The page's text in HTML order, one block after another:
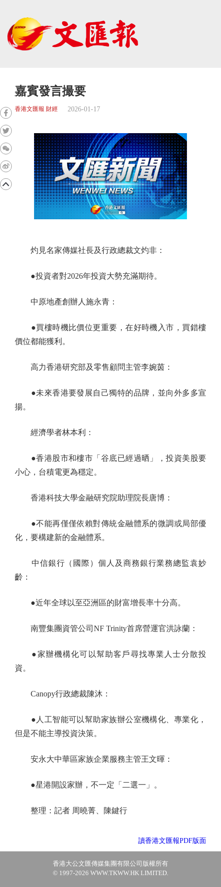
嘉賓發言撮要
香港文匯報 財經 2026-01-17
灼見名家傳媒社長及行政總裁文灼非：
●投資者對2026年投資大勢充滿期待。
中原地產創辦人施永青：
●買樓時機比價位更重要，在好時機入市，買錯樓
價位都能獲利。
高力香港研究部及零售顧問主管李婉茵：
●未來香港要發展自己獨特的品牌，並向外多多宣
揚。
經濟學者林本利：
●香港股市和樓市「谷底已經過晒」，投資美股要
小心，台積電更為穩定。
香港科技大學金融研究院助理院長唐博：
●不能再僅僅依賴對傳統金融體系的微調或局部優
化，要構建新的金融體系。
中信銀行（國際）個人及商務銀行業務總監袁妙
齡：
●近年全球以至亞洲區的財富增長率十分高。
南豐集團資管公司NF Trinity首席營運官洪詠蘭：
●家辦機構化可以幫助客戶尋找專業人士分散投
資。
Canopy行政總裁陳沐：
●人工智能可以幫助家族辦公室機構化、專業化，
但是不能主導投資決策。
安永大中華區家族企業服務主管王文暉：
●星港開設家辦，不一定「二選一」。
整理：記者 周曉菁、陳鍵行
讀香港文匯報PDF版面
香港大公文匯傳媒集團有限公司版權所有
© 1997-2026 WWW.TKWW.HK LIMITED.